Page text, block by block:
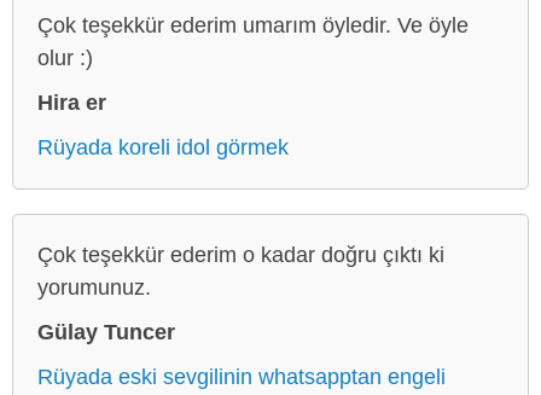
Çok teşekkür ederim umarım öyledir. Ve öyle
olur :)
Hira er
Rüyada koreli idol görmek
Çok teşekkür ederim o kadar doğru çıktı ki
yorumunuz.
Gülay Tuncer
Rüyada eski sevgilinin whatsapptan engeli